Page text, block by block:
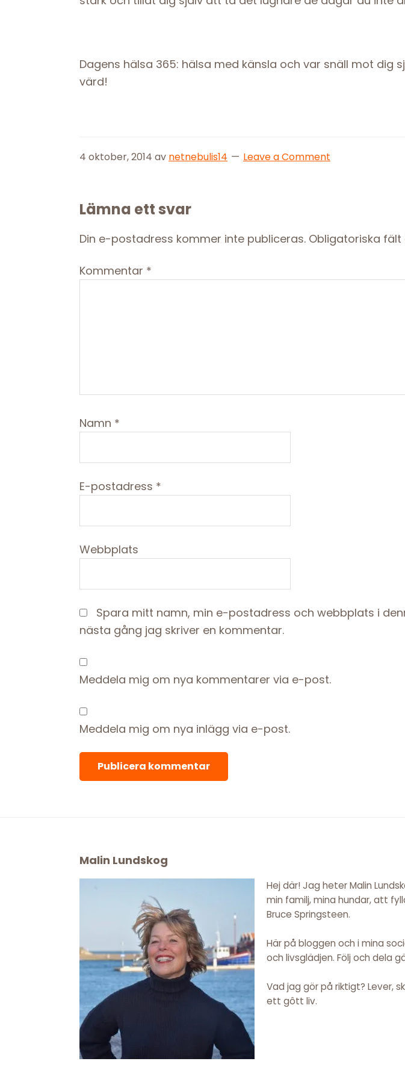
Dagens hälsa 365: hälsa med känsla och var snäll mot dig
värd!
4 oktober, 2014 av netnebulis14 Leave a Comment
Reader
Interactions
Lämna ett svar
Din e-postadress kommer inte publiceras. Obligatoriska
Kommentar *
Namn *
E-postadress *
Webbplats
Spara mitt namn, min e-postadress och webbplats i
nästa gång jag skriver en kommentar.
Meddela mig om nya kommentarer via e-post.
Meddela mig om nya inlägg via e-post.
Malin Lundskog
Hej där! Jag heter Malin
min familj, mina hundar, att
Bruce Springsteen.
Här på bloggen och i mina
och livsglädjen. Följ och dela
Vad jag gör på riktigt? Lever,
ett gôtt liv.